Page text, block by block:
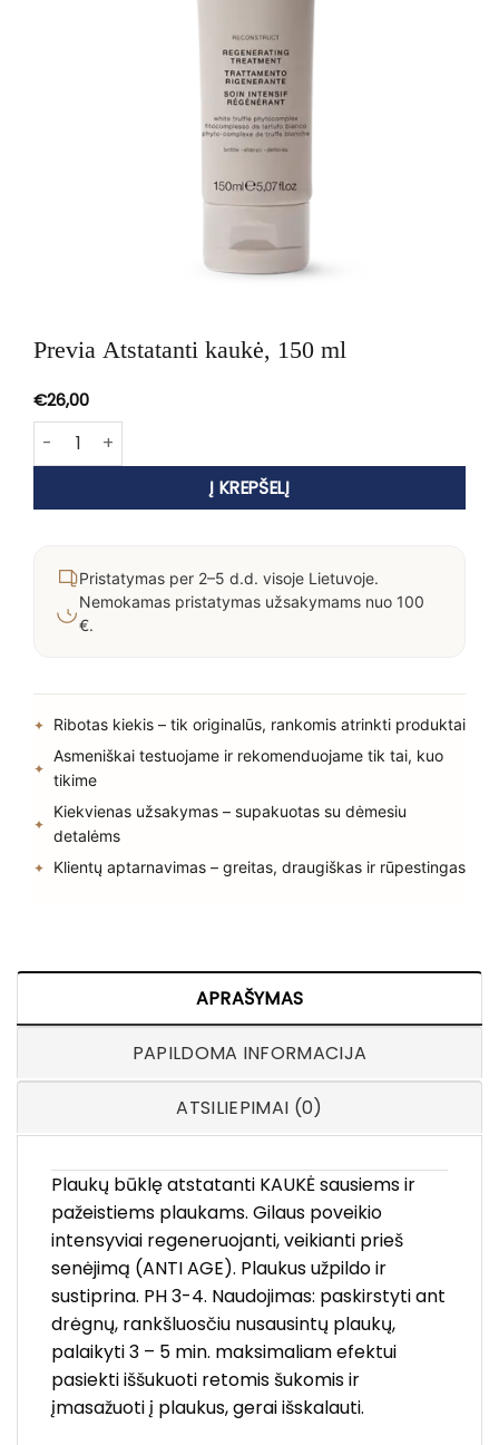
Previa Atstatanti kaukė, 150 ml
€26,00
produkto kiekis: Previa Atstatanti kaukė, 150 ml
Į KREPŠELĮ
Pristatymas per 2–5 d.d. visoje Lietuvoje.
Nemokamas pristatymas užsakymams nuo 100
€.
Ribotas kiekis – tik originalūs, rankomis atrinkti produktai
Asmeniškai testuojame ir rekomenduojame tik tai, kuo
tikime
Kiekvienas užsakymas – supakuotas su dėmesiu
detalėms
Klientų aptarnavimas – greitas, draugiškas ir rūpestingas
APRAŠYMAS
PAPILDOMA INFORMACIJA
ATSILIEPIMAI (0)
Plaukų būklę atstatanti KAUKĖ sausiems ir
pažeistiems plaukams. Gilaus poveikio
intensyviai regeneruojanti, veikianti prieš
senėjimą (ANTI AGE). Plaukus užpildo ir
sustiprina. PH 3-4. Naudojimas: paskirstyti ant
drėgnų, rankšluosčiu nusausintų plaukų,
palaikyti 3 – 5 min. maksimaliam efektui
pasiekti iššukuoti retomis šukomis ir
įmasažuoti į plaukus, gerai išskalauti.